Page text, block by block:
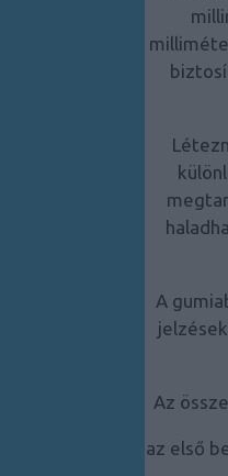
A
Az
az első